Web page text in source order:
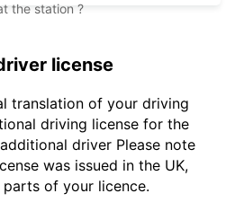
the station ?
license
translation of your driving
driving license for the
driver Please note
was issued in the UK,
of your licence.